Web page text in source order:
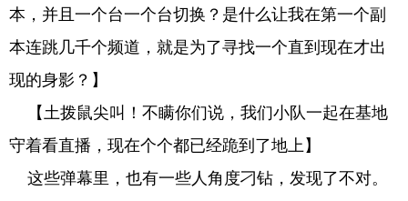
本，并且一个台一个台切换？是什么让我在第一个副
本连跳几千个频道，就是为了寻找一个直到现在才出
现的身影？】
【土拨鼠尖叫！不瞒你们说，我们小队一起在基地
守着看直播，现在个个都已经跪到了地上】
这些弹幕里，也有一些人角度刁钻，发现了不对。